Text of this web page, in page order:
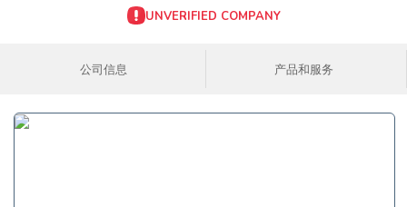
UNVERIFIED COMPANY
公司信息 产品和服务